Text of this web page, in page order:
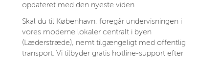
opdateret med den nyeste viden.
Skal du til København, foregår undervisningen i
vores moderne lokaler centralt i byen
(Læderstræde), nemt tilgængeligt med offentlig
transport. Vi tilbyder gratis hotline‑support efter